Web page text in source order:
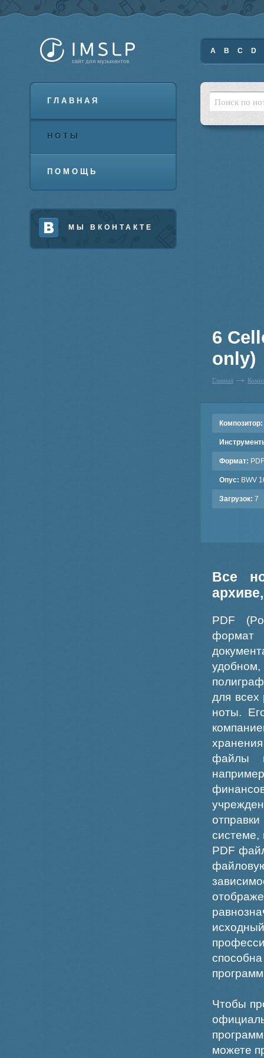
ГЛАВНАЯ
НОТЫ
ПОМОЩЬ
МЫ ВКОНТАКТЕ
A B C D
6
only)
Главная
Композитор:
Формат: PDF
Опус: BWV
Загрузок: 7
Все
PDF
формат
для всех
ноты.
файлы
системе,
PDF
Чтобы
можете